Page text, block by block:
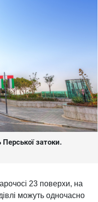
затоки.
23 поверхи, на
можуть одночасно